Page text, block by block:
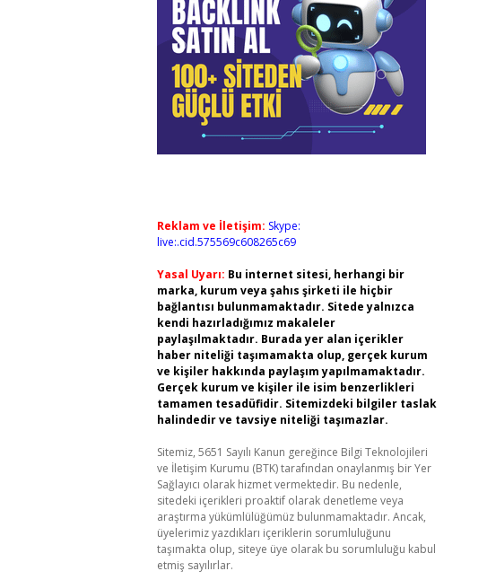
Reklam ve İletişim: Skype:
live:.cid.575569c608265c69
Yasal Uyarı: Bu internet sitesi, herhangi bir
marka, kurum veya şahıs şirketi ile hiçbir
bağlantısı bulunmamaktadır. Sitede yalnızca
kendi hazırladığımız makaleler
paylaşılmaktadır. Burada yer alan içerikler
haber niteliği taşımamakta olup, gerçek kurum
ve kişiler hakkında paylaşım yapılmamaktadır.
Gerçek kurum ve kişiler ile isim benzerlikleri
tamamen tesadüfidir. Sitemizdeki bilgiler taslak
halindedir ve tavsiye niteliği taşımazlar.
Sitemiz, 5651 Sayılı Kanun gereğince Bilgi Teknolojileri
ve İletişim Kurumu (BTK) tarafından onaylanmış bir Yer
Sağlayıcı olarak hizmet vermektedir. Bu nedenle,
sitedeki içerikleri proaktif olarak denetleme veya
araştırma yükümlülüğümüz bulunmamaktadır. Ancak,
üyelerimiz yazdıkları içeriklerin sorumluluğunu
taşımakta olup, siteye üye olarak bu sorumluluğu kabul
etmiş sayılırlar.